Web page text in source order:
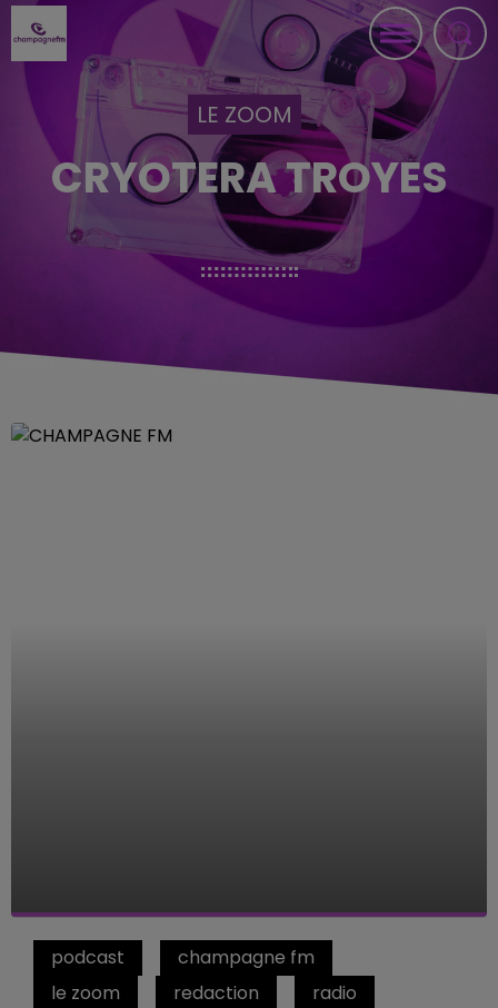
LE ZOOM
CRYOTERA TROYES
podcast
champagne fm
le zoom
redaction
radio